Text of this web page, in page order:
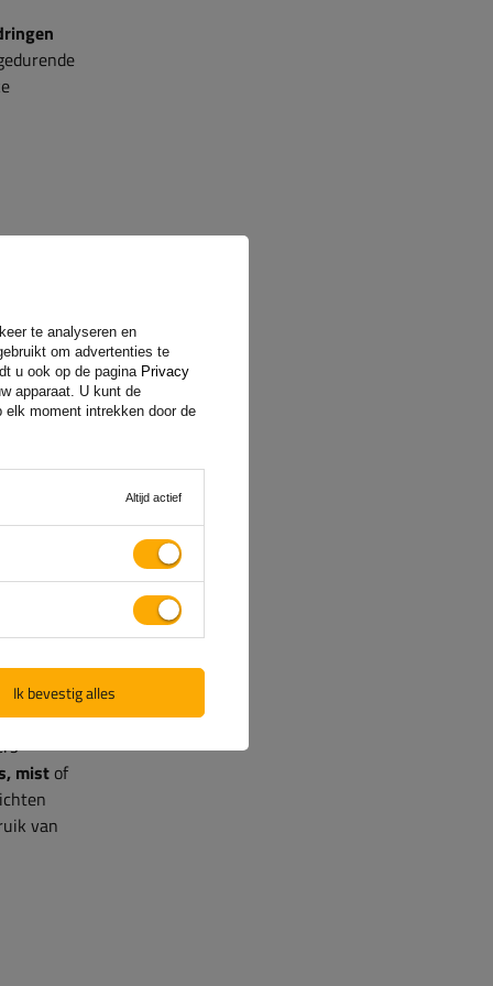
normen
bevat
en zorgt
ECE R38
en
mist of
van
te analyseren en
om advertenties te
u ook op de pagina Privacy
apparaat. U kunt de
moment intrekken door de
Altijd actief
Ik bevestig alles